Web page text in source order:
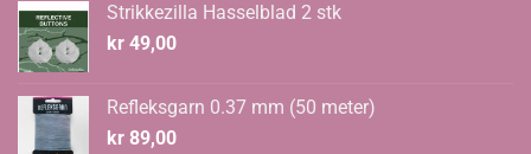
Strikkezilla Hasselblad 2 stk
kr 49,00
Refleksgarn 0.37 mm (50 meter)
kr 89,00